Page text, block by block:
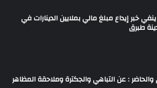
خبر إيداع مبلغ مالي بملايين الدينارات في
طبرق
: عن التباهي والجكترة وملاحقة المظاهر